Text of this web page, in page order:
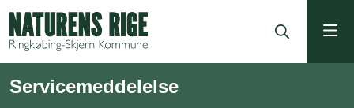
Servicemeddelelse